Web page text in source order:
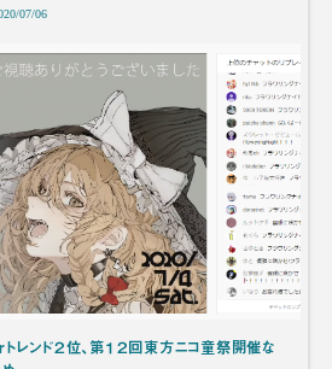
07/06
ンド２位、第１２回東方ニコ童祭開催な